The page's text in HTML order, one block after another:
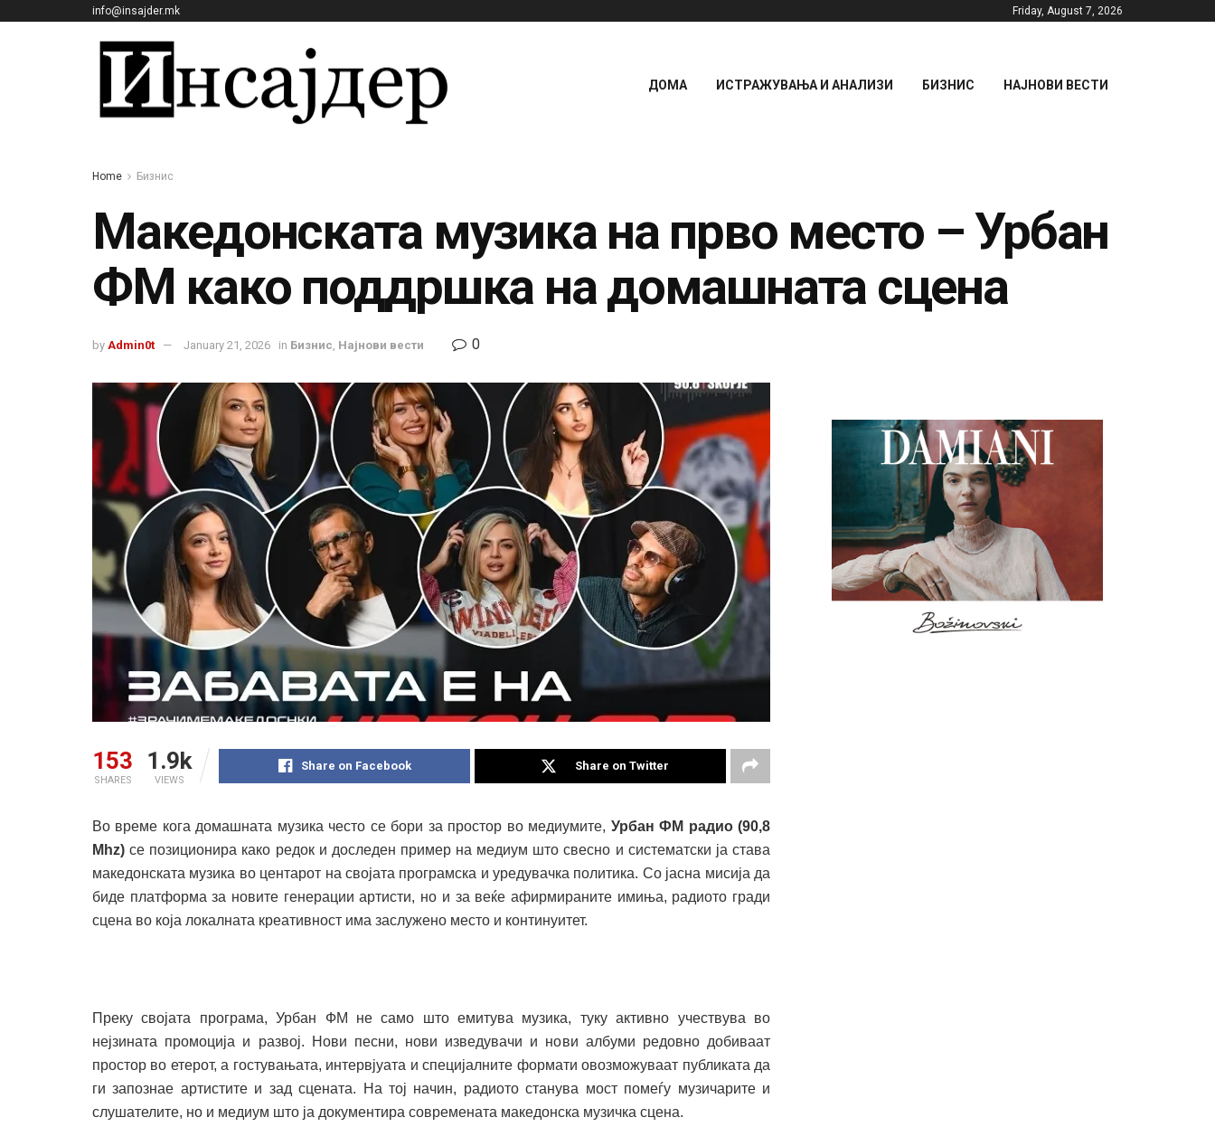
info@insajder.mk Friday, August 7, 2026
ДОМА ИСТРАЖУВАЊА И АНАЛИЗИ БИЗНИС НАЈНОВИ ВЕСТИ
Home Бизнис
Македонската музика на прво место – Урбан
ФМ како поддршка на домашната сцена
by Admin0t January 21, 2026 in Бизнис, Најнови вести 0
153
SHARES
1.9k
VIEWS
Share on Facebook Share on Twitter
Во време кога домашната музика често се бори за простор во медиумите, Урбан ФМ радио (90,8
Mhz) се позиционира како редок и доследен пример на медиум што свесно и систематски ја става
македонската музика во центарот на својата програмска и уредувачка политика. Со јасна мисија да
биде платформа за новите генерации артисти, но и за веќе афирмираните имиња, радиото гради
сцена во која локалната креативност има заслужено место и континуитет.
Преку својата програма, Урбан ФМ не само што емитува музика, туку активно учествува во
нејзината промоција и развој. Нови песни, нови изведувачи и нови албуми редовно добиваат
простор во етерот, а гостувањата, интервјуата и специјалните формати овозможуваат публиката да
ги запознае артистите и зад сцената. На тој начин, радиото станува мост помеѓу музичарите и
слушателите, но и медиум што ја документира современата македонска музичка сцена.